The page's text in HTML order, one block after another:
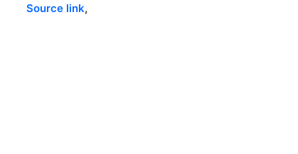
Source link,